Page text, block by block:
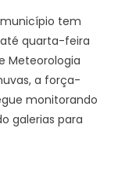
tem
quarta-feira
Meteorologia
a força-
monitorando
galerias para